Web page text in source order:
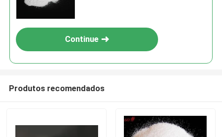
Continue
Produtos recomendados